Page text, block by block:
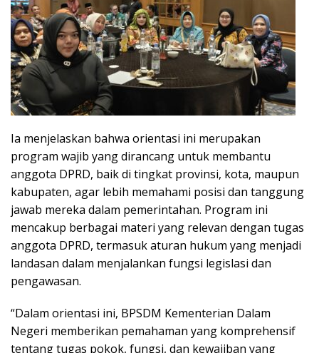
Ia menjelaskan bahwa orientasi ini merupakan
program wajib yang dirancang untuk membantu
anggota DPRD, baik di tingkat provinsi, kota, maupun
kabupaten, agar lebih memahami posisi dan tanggung
jawab mereka dalam pemerintahan. Program ini
mencakup berbagai materi yang relevan dengan tugas
anggota DPRD, termasuk aturan hukum yang menjadi
landasan dalam menjalankan fungsi legislasi dan
pengawasan.
“Dalam orientasi ini, BPSDM Kementerian Dalam
Negeri memberikan pemahaman yang komprehensif
tentang tugas pokok, fungsi, dan kewajiban yang